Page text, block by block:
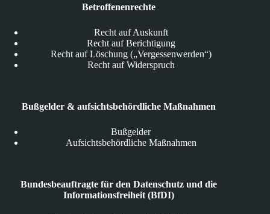
Betroffenenrechte
Recht auf Auskunft
Recht auf Berichtigung
Recht auf Löschung („Vergessenwerden“)
Recht auf Widerspruch
Bußgelder & aufsichtsbehördliche Maßnahmen
Bußgelder
Aufsichtsbehördliche Maßnahmen
Bundesbeauftragte für den Datenschutz und die
Informationsfreiheit (BfDI)